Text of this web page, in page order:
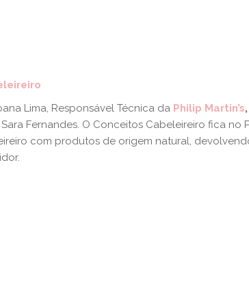
Lima, Responsável Técnica da Philip Martin’s,
Fernandes. O Conceitos Cabeleireiro fica no
com produtos de origem natural,